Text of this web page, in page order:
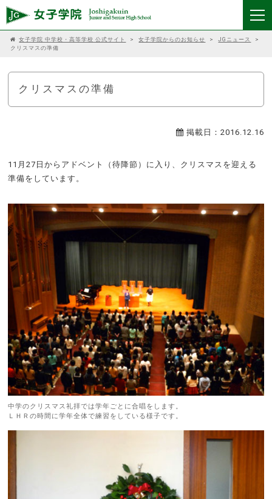
女子学院 中学校・高等学校 公式サイト > 女子学院からのお知らせ > JGニュース
>
クリスマスの準備
クリスマスの準備
掲載日：2016.12.16
11月27日からアドベント（待降節）に入り、クリスマスを迎える
準備をしています。
中学のクリスマス礼拝では学年ごとに合唱をします。
ＬＨＲの時間に学年全体で練習をしている様子です。